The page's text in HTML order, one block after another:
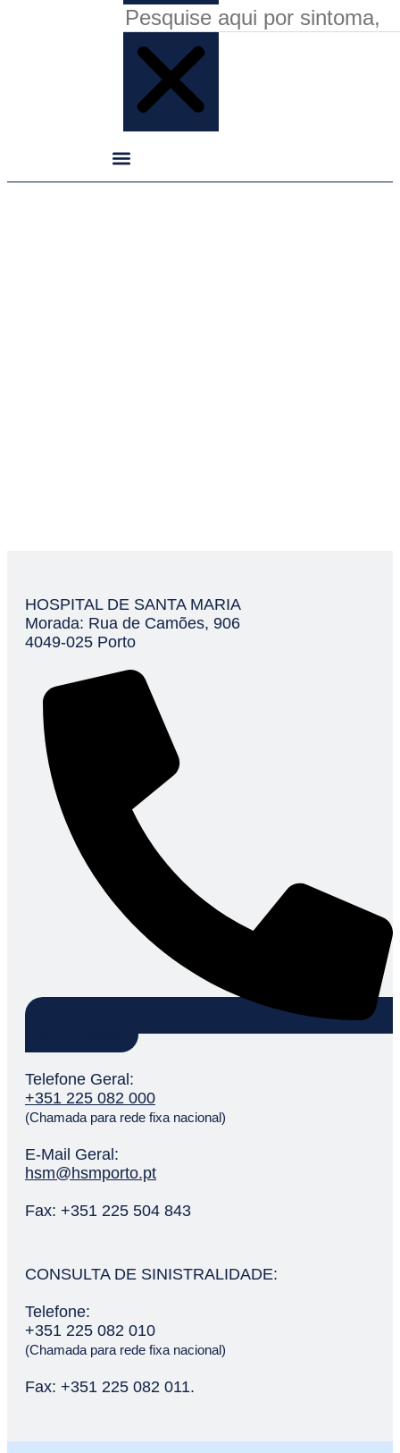
HOSPITAL DE SANTA MARIA
Morada: Rua de Camões, 906
4049-025 Porto
Telefone Geral:
+351 225 082 000
(Chamada para rede fixa nacional)
E-Mail Geral:
hsm@hsmporto.pt
Fax: +351 225 504 843
CONSULTA DE SINISTRALIDADE:
Telefone:
+351 225 082 010
(Chamada para rede fixa nacional)
Fax: +351 225 082 011.